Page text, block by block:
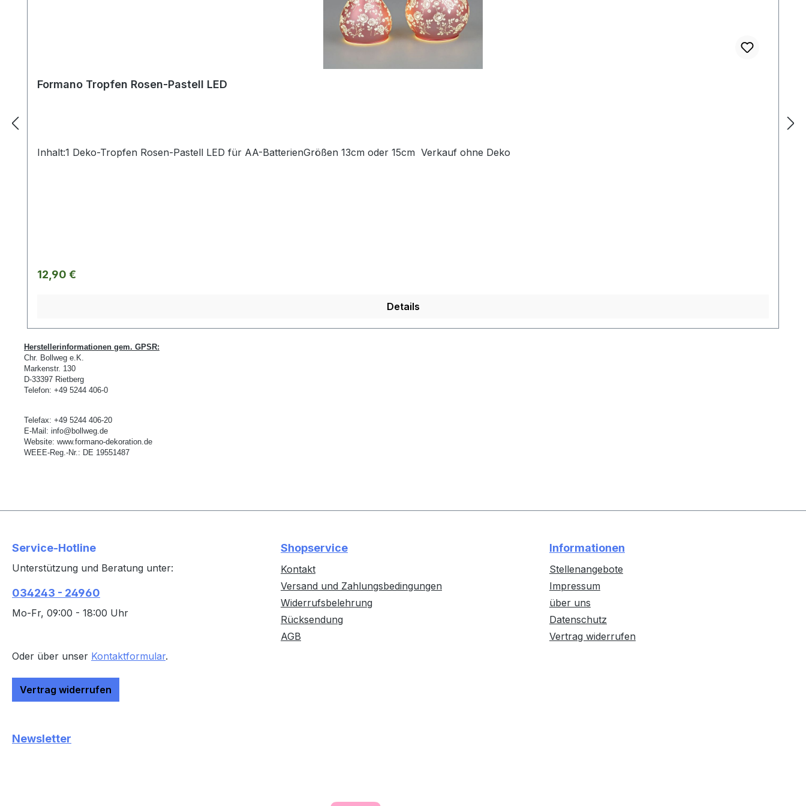
Formano Tropfen Rosen-Pastell LED
Inhalt:1 Deko-Tropfen Rosen-Pastell LED für AA-BatterienGrößen 13cm oder 15cm Verkauf ohne Deko
Regulärer Preis:
12,90 €
Details
Herstellerinformationen gem. GPSR:
Chr. Bollweg e.K.
Markenstr. 130
D-33397 Rietberg
Telefon: +49 5244 406-0
Telefax: +49 5244 406-20
E-Mail: info@bollweg.de
Website: www.formano-dekoration.de
WEEE-Reg.-Nr.: DE 19551487
Service-Hotline
Unterstützung und Beratung unter:
034243 - 24960
Mo-Fr, 09:00 - 18:00 Uhr
Oder über unser Kontaktformular.
Vertrag widerrufen
Shopservice
Kontakt
Versand und Zahlungsbedingungen
Widerrufsbelehrung
Rücksendung
AGB
Informationen
Stellenangebote
Impressum
über uns
Datenschutz
Vertrag widerrufen
Newsletter